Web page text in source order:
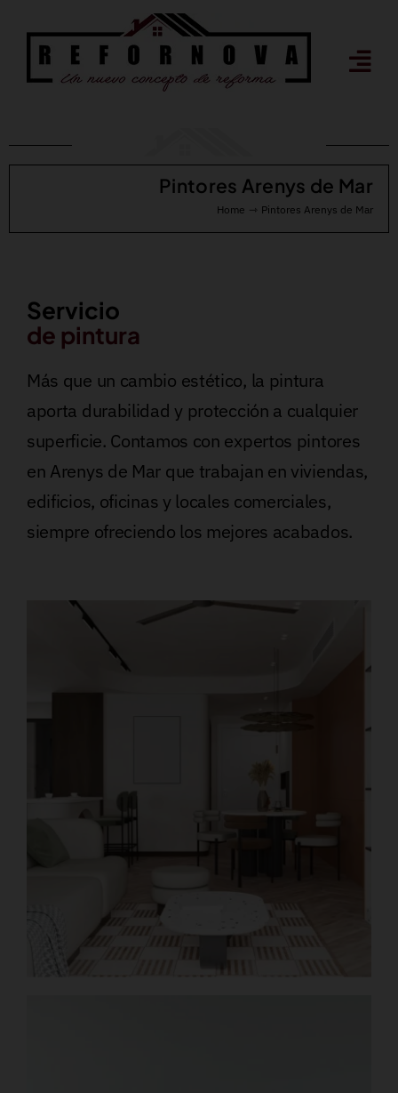
contenido
Pintores Arenys de Mar
Home Pintores Arenys de Mar
Servicio
de pintura
Más que un cambio estético, la pintura
aporta durabilidad y protección a cualquier
superficie. Contamos con expertos pintores
en Arenys de Mar que trabajan en viviendas,
edificios, oficinas y locales comerciales,
siempre ofreciendo los mejores acabados.